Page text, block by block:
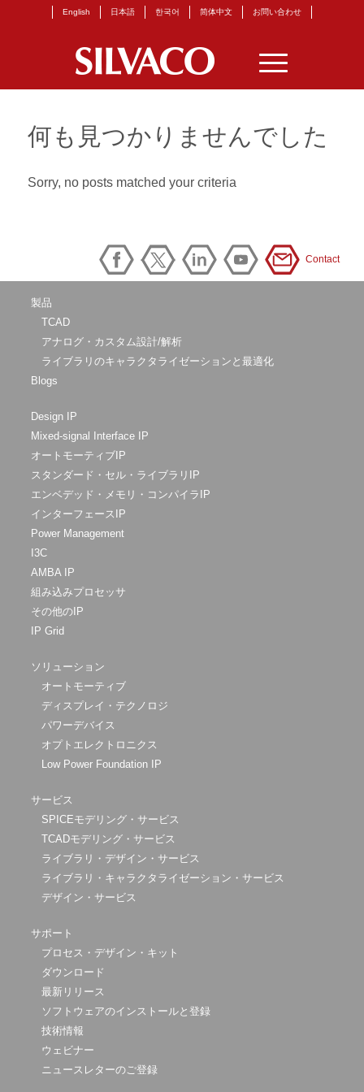
English 日本語 한국어 简体中文 お問い合わせ
何も見つかりませんでした
Sorry, no posts matched your criteria
Contact
製品
TCAD
アナログ・カスタム設計/解析
ライブラリのキャラクタライゼーションと最適化
Blogs
Design IP
Mixed-signal Interface IP
オートモーティブIP
スタンダード・セル・ライブラリIP
エンベデッド・メモリ・コンパイラIP
インターフェースIP
Power Management
I3C
AMBA IP
組み込みプロセッサ
その他のIP
IP Grid
ソリューション
オートモーティブ
ディスプレイ・テクノロジ
パワーデバイス
オプトエレクトロニクス
Low Power Foundation IP
サービス
SPICEモデリング・サービス
TCADモデリング・サービス
ライブラリ・デザイン・サービス
ライブラリ・キャラクタライゼーション・サービス
デザイン・サービス
サポート
プロセス・デザイン・キット
ダウンロード
最新リリース
ソフトウェアのインストールと登録
技術情報
ウェビナー
ニュースレターのご登録